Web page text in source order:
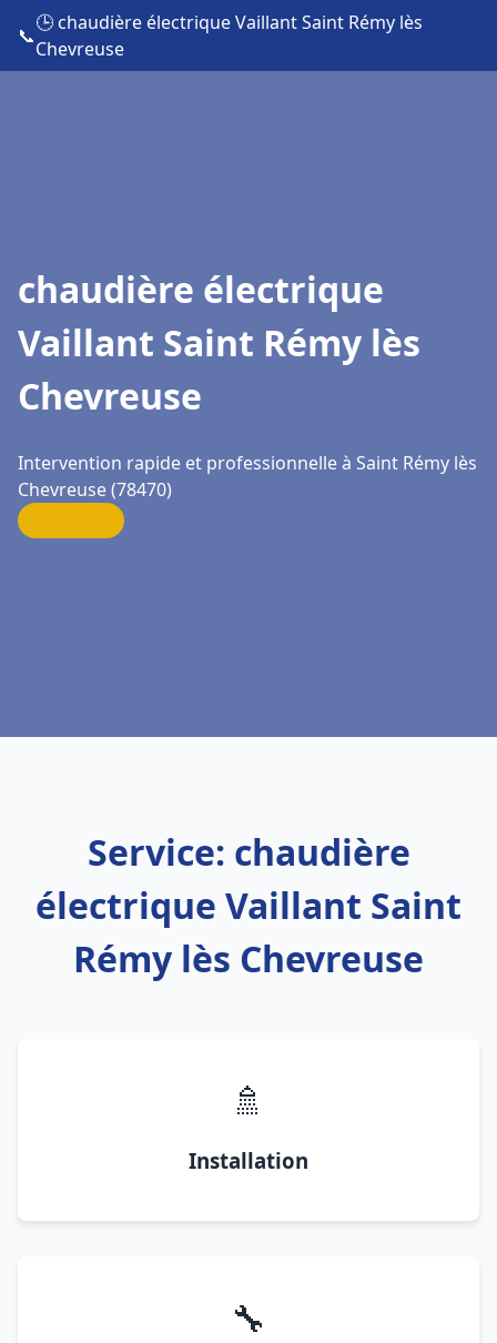
📞
🕒 chaudière électrique Vaillant Saint Rémy lès
Chevreuse
chaudière électrique
Vaillant Saint Rémy lès
Chevreuse
Intervention rapide et professionnelle à Saint Rémy lès
Chevreuse (78470)
Service: chaudière
électrique Vaillant Saint
Rémy lès Chevreuse
🚿
Installation
🔧